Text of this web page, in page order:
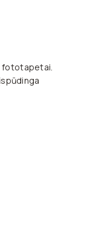
fototapetai.